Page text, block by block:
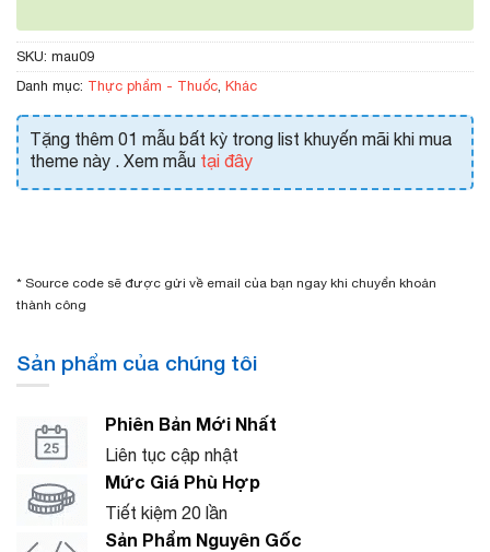
SKU: mau09
Danh mục: Thực phẩm - Thuốc Khác
Tặng thêm 01 mẫu bất kỳ trong list khuyến mãi khi mua
theme này . Xem mẫu tại đây
* Source code sẽ được gửi về email của bạn ngay khi chuyển khoản
thành công
Sản phẩm của chúng tôi
Phiên Bản Mới Nhất
Liên tục cập nhật
Mức Giá Phù Hợp
Tiết kiệm 20 lần
Sản Phẩm Nguyên Gốc